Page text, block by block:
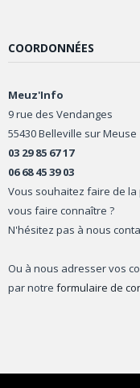
COORDONNÉES
Meuz'Info
9 rue des Vendanges
55430 Belleville sur Meuse
03 29 85 67 17
06 68 45 39 03
Vous souhaitez faire de
vous faire connaître ?
N'hésitez pas à nous
Ou à nous adresser vos
par notre formulaire de